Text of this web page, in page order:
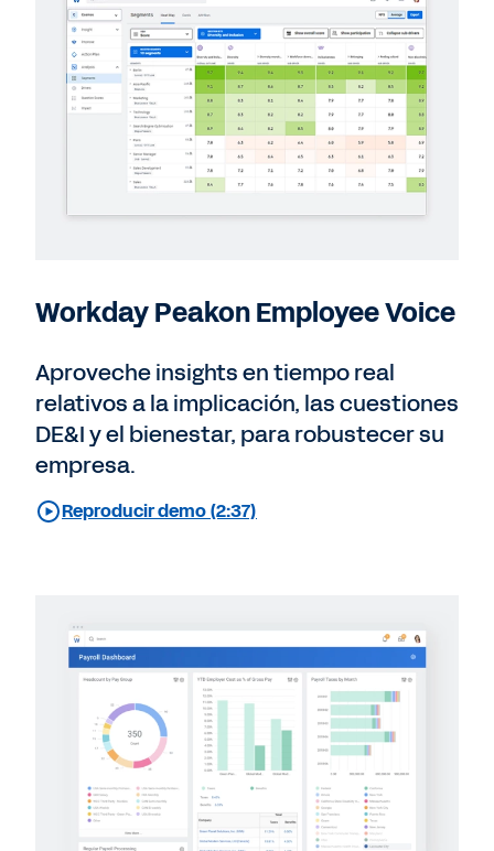
Workday Peakon Employee Voice
Aproveche insights en tiempo real
relativos a la implicación, las cuestiones
DE&I y el bienestar, para robustecer su
empresa.
Reproducir demo (2:37)